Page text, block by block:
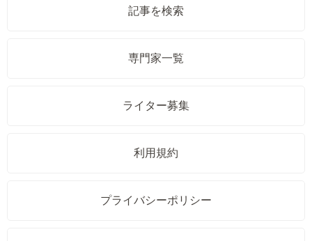
記事を検索
専門家一覧
ライター募集
利用規約
プライバシーポリシー